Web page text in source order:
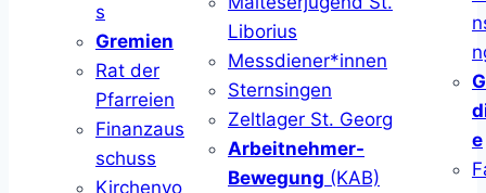
s
Gremien
Rat der
Pfarreien
Finanzaus
schuss
Kirchenvo
Liborius
Messdiener*innen
Sternsingen
Zeltlager St. Georg
Arbeitnehmer-
Bewegung (KAB)
e